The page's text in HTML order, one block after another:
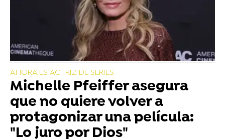
AHORA ES ACTRIZ DE SERIES
Michelle Pfeiffer asegura
que no quiere volver a
protagonizar una película:
"Lo juro por Dios"